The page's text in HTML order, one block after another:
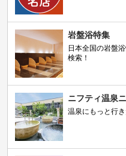
岩盤浴特集
日本全国の岩盤
検索！
ニフティ温泉
温泉にもっと行